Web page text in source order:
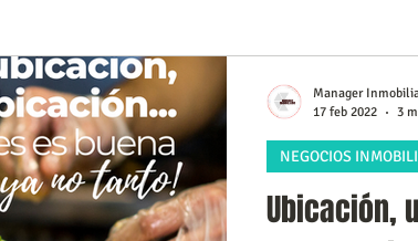
Inmobiliarios Capacitación Inmobiliaria
Conociendo a Caracas compra o alquilar
Ubicación,
NEGOCIOS
Manager
17 feb 2022
3